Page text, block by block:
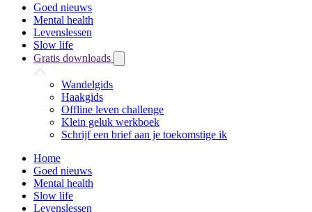
Goed nieuws
Mental health
Levenslessen
Slow life
Gratis downloads
Wandelgids
Haakgids
Offline leven challenge
Klein geluk werkboek
Schrijf een brief aan je toekomstige ik
Home
Goed nieuws
Mental health
Slow life
Levenslessen